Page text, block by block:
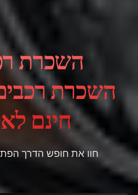
השכרת
השכרת
חינם
חוו את חופש הדרך